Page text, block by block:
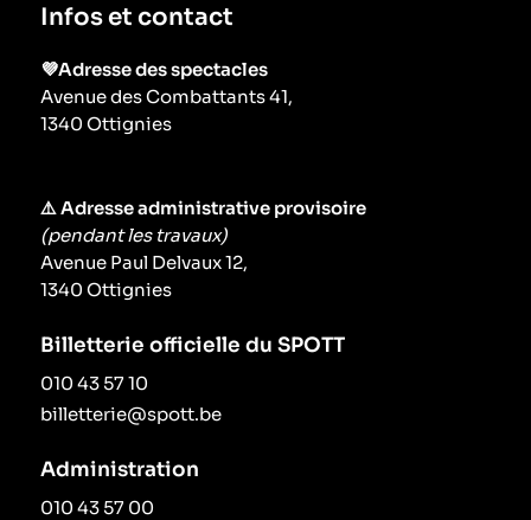
Instances
Offres d'emploi
Le périodique
Infos pratiques
Contact
Infos et contact
💜Adresse des spectacles
Avenue des Combattants 41,
1340 Ottignies
⚠️ Adresse administrative provisoire
(pendant les travaux)
Avenue Paul Delvaux 12,
1340 Ottignies
Billetterie officielle du SPOTT
010 43 57 10
billetterie@spott.be
Administration
010 43 57 00